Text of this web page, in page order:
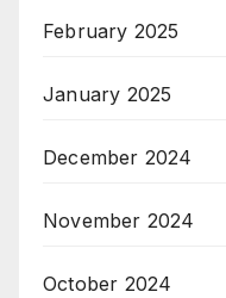
February 2025
January 2025
December 2024
November 2024
October 2024